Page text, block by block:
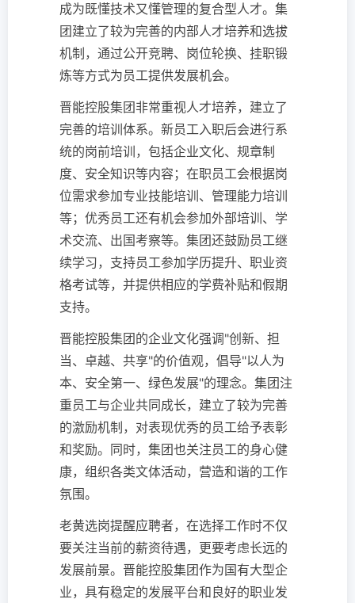
成为既懂技术又懂管理的复合型人才。集
团建立了较为完善的内部人才培养和选拔
机制，通过公开竞聘、岗位轮换、挂职锻
炼等方式为员工提供发展机会。
晋能控股集团非常重视人才培养，建立了
完善的培训体系。新员工入职后会进行系
统的岗前培训，包括企业文化、规章制
度、安全知识等内容；在职员工会根据岗
位需求参加专业技能培训、管理能力培训
等；优秀员工还有机会参加外部培训、学
术交流、出国考察等。集团还鼓励员工继
续学习，支持员工参加学历提升、职业资
格考试等，并提供相应的学费补贴和假期
支持。
晋能控股集团的企业文化强调"创新、担
当、卓越、共享"的价值观，倡导"以人为
本、安全第一、绿色发展"的理念。集团注
重员工与企业共同成长，建立了较为完善
的激励机制，对表现优秀的员工给予表彰
和奖励。同时，集团也关注员工的身心健
康，组织各类文体活动，营造和谐的工作
氛围。
老黄选岗提醒应聘者，在选择工作时不仅
要关注当前的薪资待遇，更要考虑长远的
发展前景。晋能控股集团作为国有大型企
业，具有稳定的发展平台和良好的职业发